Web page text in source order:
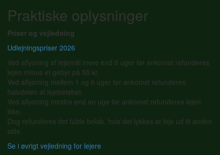
Praktiske oplysninger
Priser og vejledning
Udlejningspriser 2026
Ved aflysning af lejemål mere end 6 uger før ankomst refunderes
lejen minus et gebyr på 50 kr.
Ved aflysning mellem 1 og 6 uger før ankomst refunderes
halvdelen af lejebeløbet.
Ved aflysning mindre end en uge før ankomst refunderes lejen
ikke.
Dog refunderes det fulde beløb, hvis det lykkes at leje ud til anden
side.
Se i øvrigt vejledning for lejere